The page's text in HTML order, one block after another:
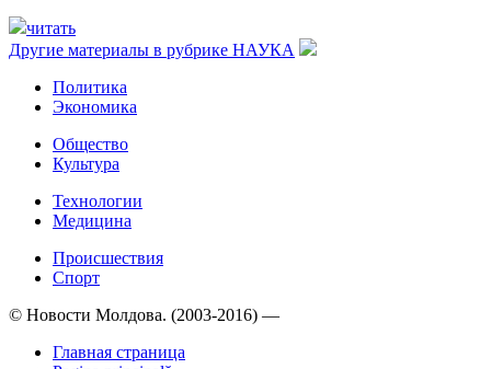
читать
Другие материалы в рубрике НАУКА
Политика
Экономика
Общество
Культура
Технологии
Медицина
Происшествия
Спорт
© Новости Молдова. (2003-2016) —
Главная страница